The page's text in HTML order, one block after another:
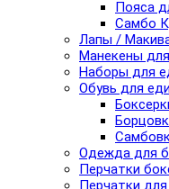
Пояса
Самбо
Лапы /
Манекены
Наборы для
Обувь для
Одежда для
Перчатки
Перчатки